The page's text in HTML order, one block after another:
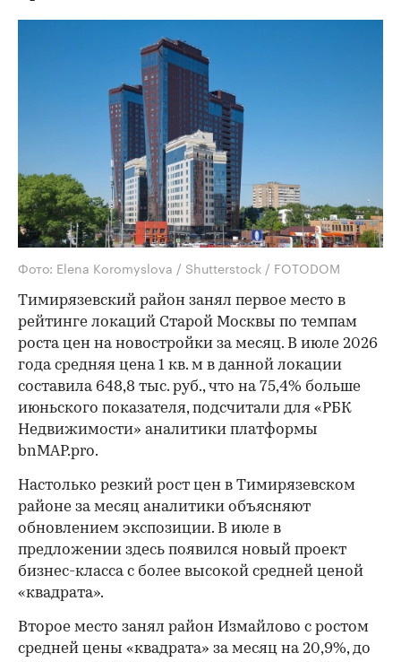
Фото: Elena Koromyslova / Shutterstock / FOTODOM
Тимирязевский район занял первое место в
рейтинге локаций Старой Москвы по темпам
роста цен на новостройки за месяц. В июле 2026
года средняя цена 1 кв. м в данной локации
составила 648,8 тыс. руб., что на 75,4% больше
июньского показателя, подсчитали для «РБК
Недвижимости» аналитики платформы
bnMAP.pro.
Настолько резкий рост цен в Тимирязевском
районе за месяц аналитики объясняют
обновлением экспозиции. В июле в
предложении здесь появился новый проект
бизнес-класса с более высокой средней ценой
«квадрата».
Второе место занял район Измайлово с ростом
средней цены «квадрата» за месяц на 20,9%, до